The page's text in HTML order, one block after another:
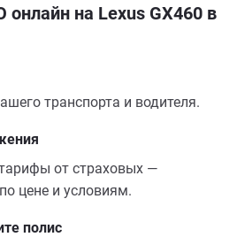
на Lexus GX460 в
транспорта и водителя.
от страховых —
цене и условиям.
полис